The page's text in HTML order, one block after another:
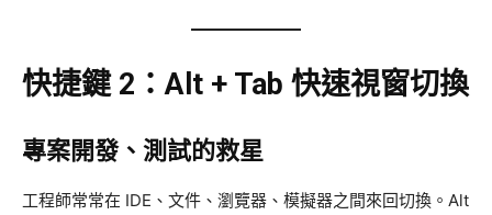
快捷鍵 2：Alt + Tab 快速視窗切換
專案開發、測試的救星
工程師常常在 IDE、文件、瀏覽器、模擬器之間來回切換。Alt